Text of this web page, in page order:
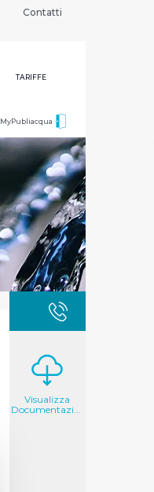
Contatti
TARIFFE
MyPubliacqua
Visualizza
Documentazione